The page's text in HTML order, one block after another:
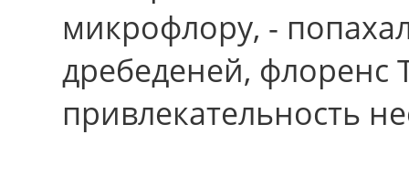
микрофлору, -
дребеденей, флоренс
привлекательность